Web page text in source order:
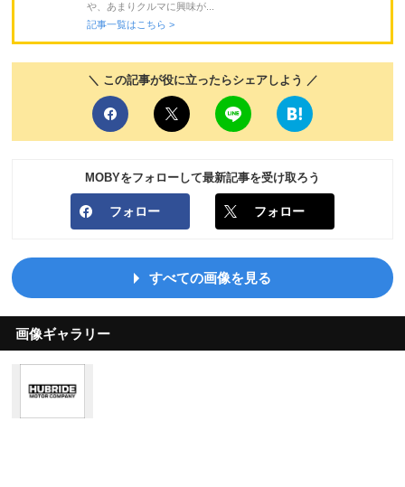
や、あまりクルマに興味が...
記事一覧はこちら >
＼ この記事が役に立ったらシェアしよう ／
MOBYをフォローして最新記事を受け取ろう
フォロー フォロー
すべての画像を見る
画像ギャラリー